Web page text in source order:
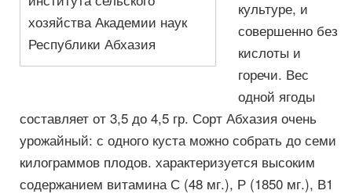
хозяйства Академии наук
Республики Абхазия
культуре, и
совершенно без
кислоты и
горечи. Вес
одной ягоды
составляет от 3,5 до 4,5 гр. Сорт Абхазия очень
урожайный: с одного куста можно собрать до семи
килограммов плодов. характеризуется высоким
содержанием витамина С (48 мг.), Р (1850 мг.), В1